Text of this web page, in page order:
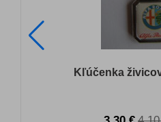
Kľúčenka